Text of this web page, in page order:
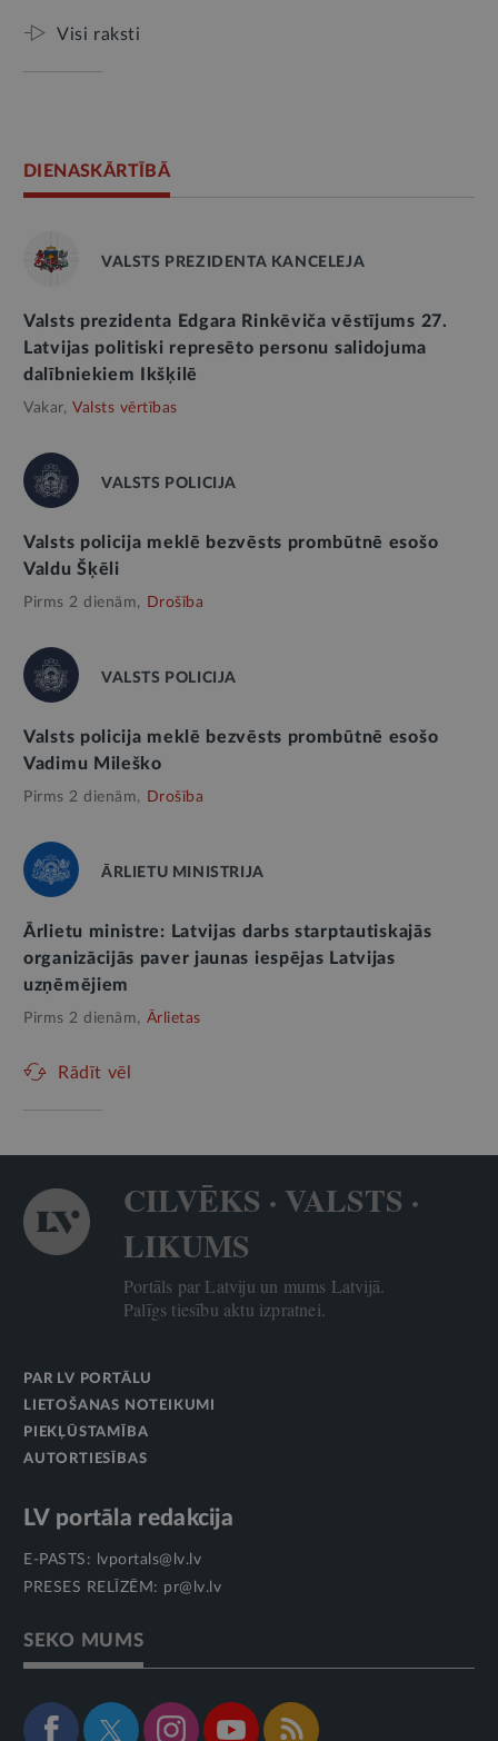
Visi raksti
DIENASKĀRTĪBĀ
VALSTS PREZIDENTA KANCELEJA
Valsts prezidenta Edgara Rinkēviča vēstījums 27.
Latvijas politiski represēto personu salidojuma
dalībniekiem Ikšķilē
Vakar, Valsts vērtības
VALSTS POLICIJA
Valsts policija meklē bezvēsts prombūtnē esošo
Valdu Šķēli
Pirms 2 dienām, Drošība
VALSTS POLICIJA
Valsts policija meklē bezvēsts prombūtnē esošo
Vadimu Mileško
Pirms 2 dienām, Drošība
ĀRLIETU MINISTRIJA
Ārlietu ministre: Latvijas darbs starptautiskajās
organizācijās paver jaunas iespējas Latvijas
uzņēmējiem
Pirms 2 dienām, Ārlietas
Rādīt vēl
CILVĒKS · VALSTS ·
LIKUMS
Portāls par Latviju un mums Latvijā.
Palīgs tiesību aktu izpratnei.
PAR LV PORTĀLU
LIETOŠANAS NOTEIKUMI
PIEKĻŪSTAMĪBA
AUTORTIESĪBAS
LV portāla redakcija
E-PASTS:
lvportals@lv.lv
PRESES RELĪZĒM: pr@lv.lv
SEKO MUMS